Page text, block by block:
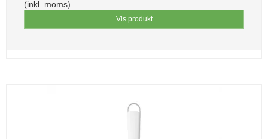
(inkl. moms)
Vis produkt